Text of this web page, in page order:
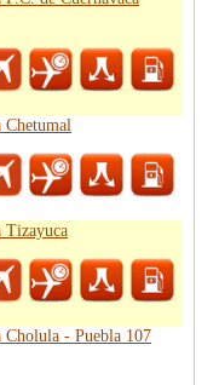
Chetumal
Tizayuca
Cholula - Puebla 107